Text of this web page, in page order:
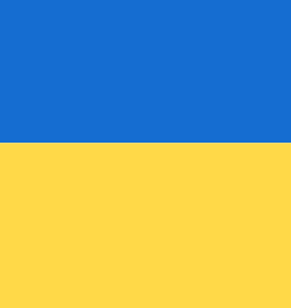
Selecciona una